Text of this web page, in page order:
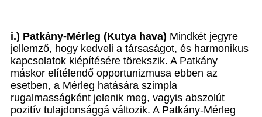
i.) Patkány-Mérleg (Kutya hava) Mindkét jegyre
jellemző, hogy kedveli a társaságot, és harmonikus
kapcsolatok kiépítésére törekszik. A Patkány
máskor elítélendő opportunizmusa ebben az
esetben, a Mérleg hatására szimpla
rugalmasságként jelenik meg, vagyis abszolút
pozitív tulajdonsággá változik. A Patkány-Mérleg